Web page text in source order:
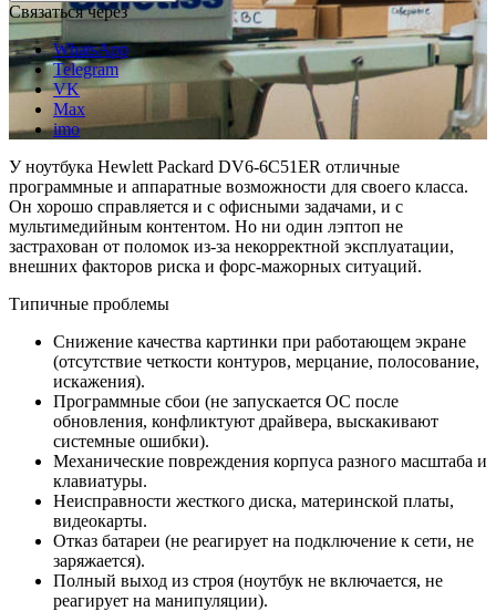
Связаться через
WhatsApp
Telegram
VK
Max
imo
У ноутбука Hewlett Packard DV6-6C51ER отличные
программные и аппаратные возможности для своего класса.
Он хорошо справляется и с офисными задачами, и с
мультимедийным контентом. Но ни один лэптоп не
застрахован от поломок из-за некорректной эксплуатации,
внешних факторов риска и форс-мажорных ситуаций.
Типичные проблемы
Снижение качества картинки при работающем экране
(отсутствие четкости контуров, мерцание, полосование,
искажения).
Программные сбои (не запускается ОС после
обновления, конфликтуют драйвера, выскакивают
системные ошибки).
Механические повреждения корпуса разного масштаба и
клавиатуры.
Неисправности жесткого диска, материнской платы,
видеокарты.
Отказ батареи (не реагирует на подключение к сети, не
заряжается).
Полный выход из строя (ноутбук не включается, не
реагирует на манипуляции).